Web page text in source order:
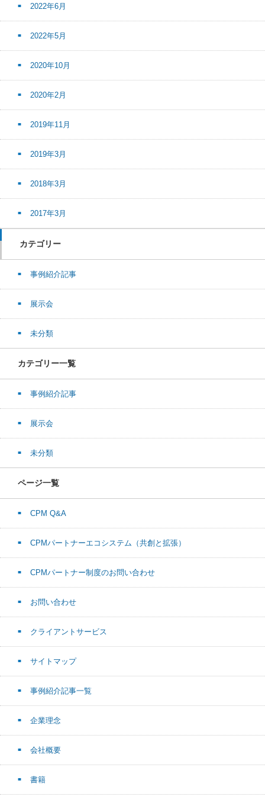
2022年6月
2022年5月
2020年10月
2020年2月
2019年11月
2019年3月
2018年3月
2017年3月
カテゴリー
事例紹介記事
展示会
未分類
カテゴリー一覧
事例紹介記事
展示会
未分類
ページ一覧
CPM Q&A
CPMパートナーエコシステム（共創と拡張）
CPMパートナー制度のお問い合わせ
お問い合わせ
クライアントサービス
サイトマップ
事例紹介記事一覧
企業理念
会社概要
書籍